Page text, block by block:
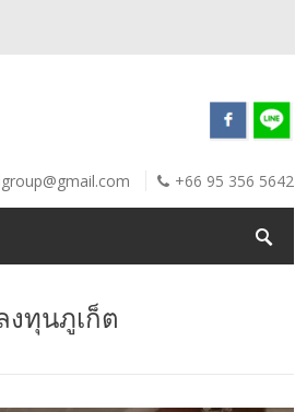
+66 95 356 5642
งทุนภูเก็ต